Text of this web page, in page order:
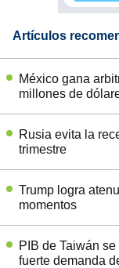
Artículos
México gana
millones de
Rusia evita la
trimestre
Trump logra
momentos
PIB de Taiwán
fuerte demanda